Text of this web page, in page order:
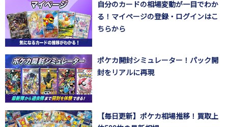
自分のカードの相場変動が一目でわか
る！マイページの登録・ログインはこ
ちらから
ポケカ開封シミュレーター！パック開
封をリアルに再現
【毎日更新】ポケカ相場推移！買取上